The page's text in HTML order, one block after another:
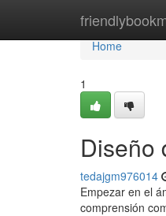
Home
Home
1
Diseño
tedajgm976014
Empezar en el
comprensión